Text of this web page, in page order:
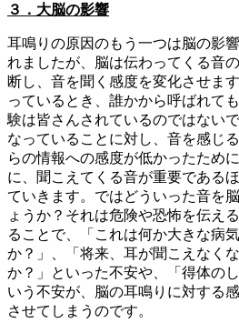
３．大脳の影響
耳鳴りの原因のもう一つは脳の影
れましたが、脳は伝わってくる音
断し、音を聞く感度を変化させま
っているとき、誰かから呼ばれて
験は皆さんされているのではない
なっていることに対し、音を感じ
らの情報への感度が低かったため
に、聞こえてくる音が重要である
ていきます。ではどういった音を
ょうか？それは危険や恐怖を伝え
ることで、「これは何か大きな病
か？」、「将来、耳が聞こえなく
か？」といった不安や、「得体の
いう不安が、脳の耳鳴りに対する
させてしまうのです。